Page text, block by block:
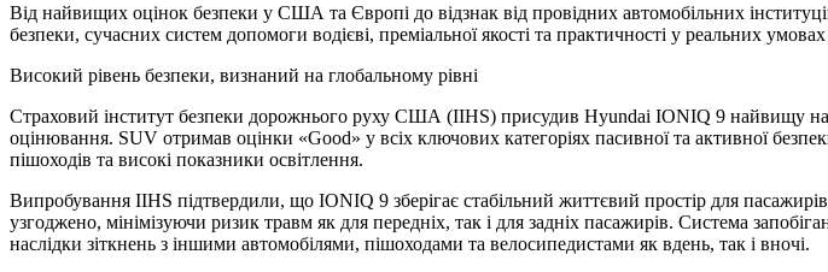
Від найвищих оцінок безпеки у США та Європі до відзнак від провідних автомобільних
безпеки, сучасних систем допомоги водієві, преміальної якості та практичності у реальних умовах
Високий рівень безпеки, визнаний на глобальному рівні
Страховий інститут безпеки дорожнього руху США (IIHS) присудив Hyundai IONIQ 9 найвищу
оцінювання. SUV отримав оцінки «Good» у всіх ключових категоріях пасивної та активної
пішоходів та високі показники освітлення.
Випробування IIHS підтвердили, що IONIQ 9 зберігає стабільний життєвий простір для
узгоджено, мінімізуючи ризик травм як для передніх, так і для задніх пасажирів. Система
наслідки зіткнень з іншими автомобілями, пішоходами та велосипедистами як вдень, так і вночі.